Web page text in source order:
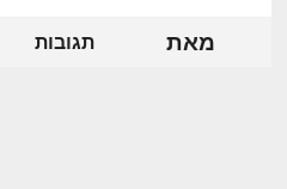
מאת תגובות